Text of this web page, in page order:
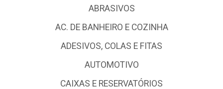
ABRASIVOS
AC. DE BANHEIRO E COZINHA
ADESIVOS, COLAS E FITAS
AUTOMOTIVO
CAIXAS E RESERVATÓRIOS